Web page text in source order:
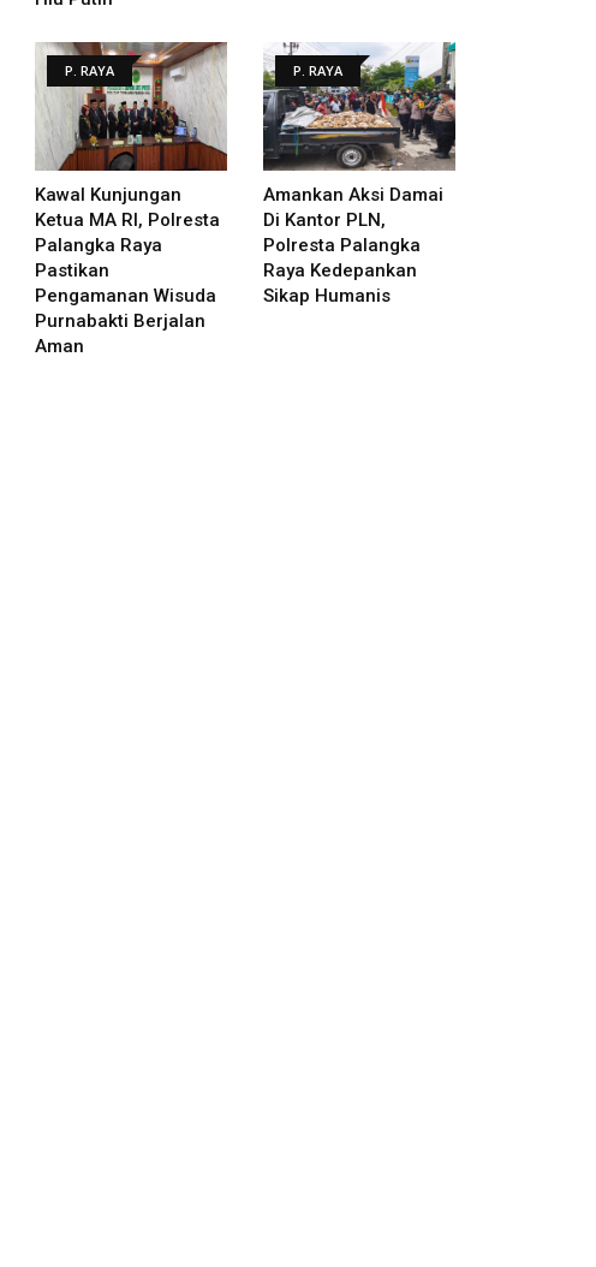
P. RAYA
Kawal Kunjungan
Ketua MA RI, Polresta
Palangka Raya
Pastikan
Pengamanan Wisuda
Purnabakti Berjalan
Aman
P. RAYA
Amankan Aksi Damai
Di Kantor PLN,
Polresta Palangka
Raya Kedepankan
Sikap Humanis